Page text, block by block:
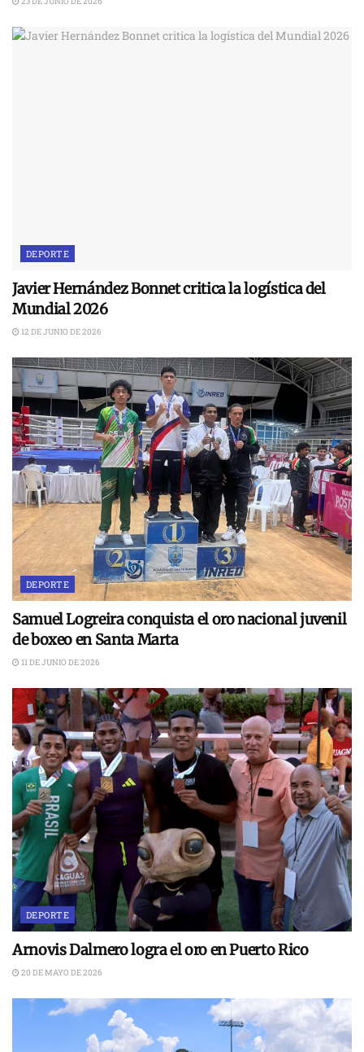
DEPORTE
Javier Hernández Bonnet critica la logística del
Mundial 2026
12 DE JUNIO DE 2026
DEPORTE
Samuel Logreira conquista el oro nacional juvenil
de boxeo en Santa Marta
11 DE JUNIO DE 2026
DEPORTE
Arnovis Dalmero logra el oro en Puerto Rico
20 DE MAYO DE 2026